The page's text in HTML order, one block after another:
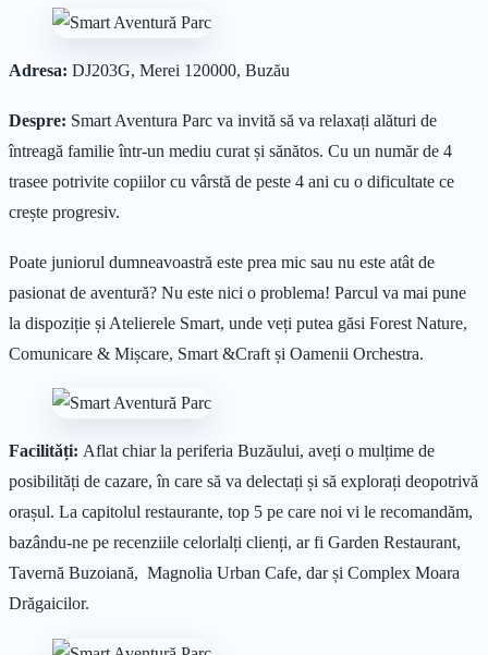
Adresa: DJ203G, Merei 120000, Buzău
Despre: Smart Aventura Parc va invită să va relaxați alături de
întreagă familie într-un mediu curat și sănătos. Cu un număr de 4
trasee potrivite copiilor cu vârstă de peste 4 ani cu o dificultate ce
crește progresiv.
Poate juniorul dumneavoastră este prea mic sau nu este atât de
pasionat de aventură? Nu este nici o problema! Parcul va mai pune
la dispoziție și Atelierele Smart, unde veți putea găsi Forest Nature,
Comunicare & Mișcare, Smart &Craft și Oamenii Orchestra.
Facilități: Aflat chiar la periferia Buzăului, aveți o mulțime de
posibilități de cazare, în care să va delectați și să explorați deopotrivă
orașul. La capitolul restaurante, top 5 pe care noi vi le recomandăm,
bazându-ne pe recenziile celorlalți clienți, ar fi Garden Restaurant,
Tavernă Buzoiană, Magnolia Urban Cafe, dar și Complex Moara
Drăgaicilor.